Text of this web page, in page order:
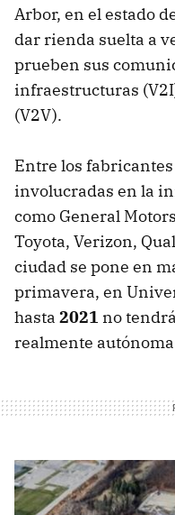
Arbor, en el estado
dar rienda suelta a
prueben sus
infraestructuras
(V2V).
Entre los
involucradas en la
como General
Toyota, Verizon,
ciudad se pone en
primavera, en
hasta 2021 no
realmente